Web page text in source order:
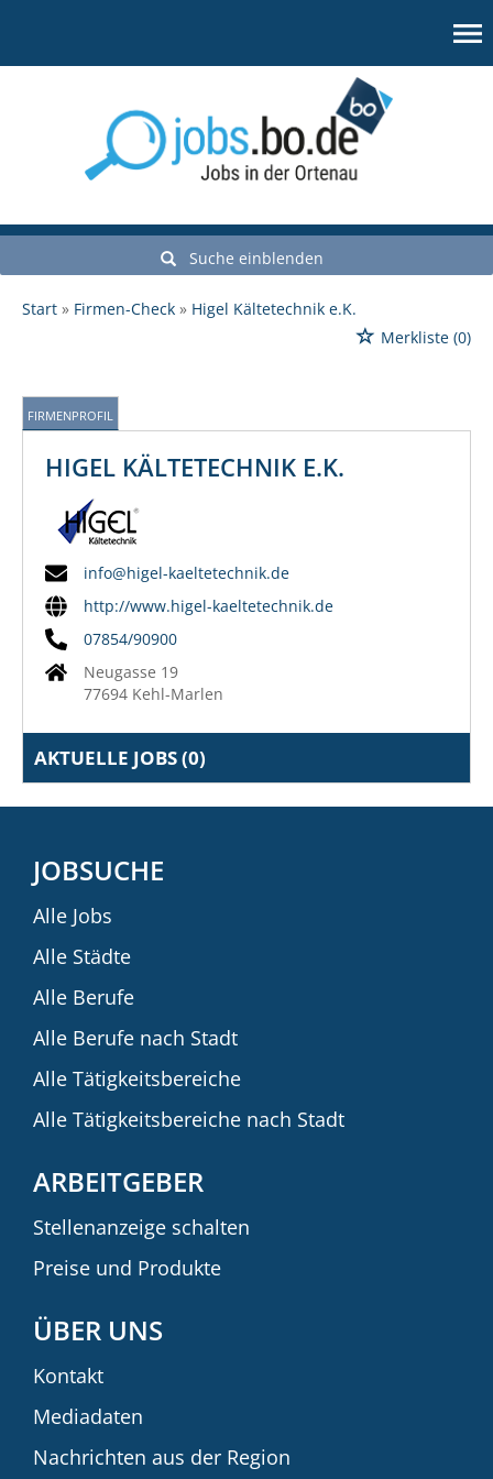
Suche einblenden
Start Firmen-Check
Higel Kältetechnik e.K.
Merkliste (0)
FIRMENPROFIL
HIGEL KÄLTETECHNIK E.K.
info@higel-kaeltetechnik.de
http://www.higel-kaeltetechnik.de
07854/90900
Neugasse 19
77694 Kehl-Marlen
AKTUELLE JOBS (0)
JOBSUCHE
Alle Jobs
Alle Städte
Alle Berufe
Alle Berufe nach Stadt
Alle Tätigkeitsbereiche
Alle Tätigkeitsbereiche nach Stadt
ARBEITGEBER
Stellenanzeige schalten
Preise und Produkte
ÜBER UNS
Kontakt
Mediadaten
Nachrichten aus der Region